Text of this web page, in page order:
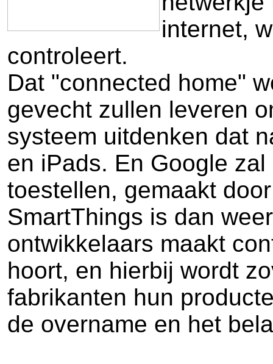
internet,
controleert.
Dat "connected home"
gevecht zullen leveren
systeem uitdenken dat
en iPads. En Google
toestellen, gemaakt
SmartThings is dan
ontwikkelaars maakt
hoort, en hierbij wordt
fabrikanten hun
de overname en het